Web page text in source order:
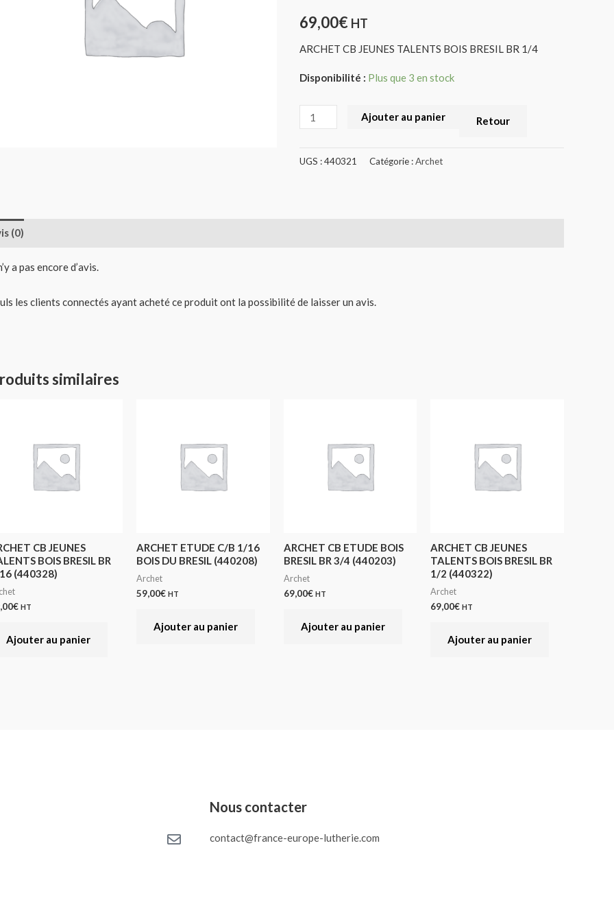
69,00€ HT
ARCHET CB JEUNES TALENTS BOIS BRESIL BR 1/4
Disponibilité : Plus que 3 en stock
BR
(440321)
Ajouter au panier Retour
UGS :440321 Catégorie :Archet
(0)
a pas encore d’avis.
les clients connectés ayant acheté ce produit ont la possibilité de laisser un avis.
similaires
CB JEUNES
BOIS BRESIL BR
(440328)
€ HT
Ajouter au panier
ARCHET ETUDE C/B 1/16
BOIS DU BRESIL (440208)
Archet
59,00€ HT
Ajouter au panier
ARCHET CB ETUDE BOIS
BRESIL BR 3/4 (440203)
Archet
69,00€ HT
Ajouter au panier
ARCHET CB JEUNES
TALENTS BOIS BRESIL BR
1/2 (440322)
Archet
69,00€ HT
Ajouter au panier
Nous contacter
contact@france-europe-lutherie.com